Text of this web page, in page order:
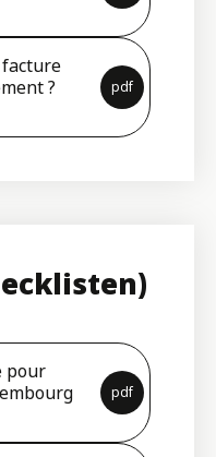
pdf
?
pdf
pour